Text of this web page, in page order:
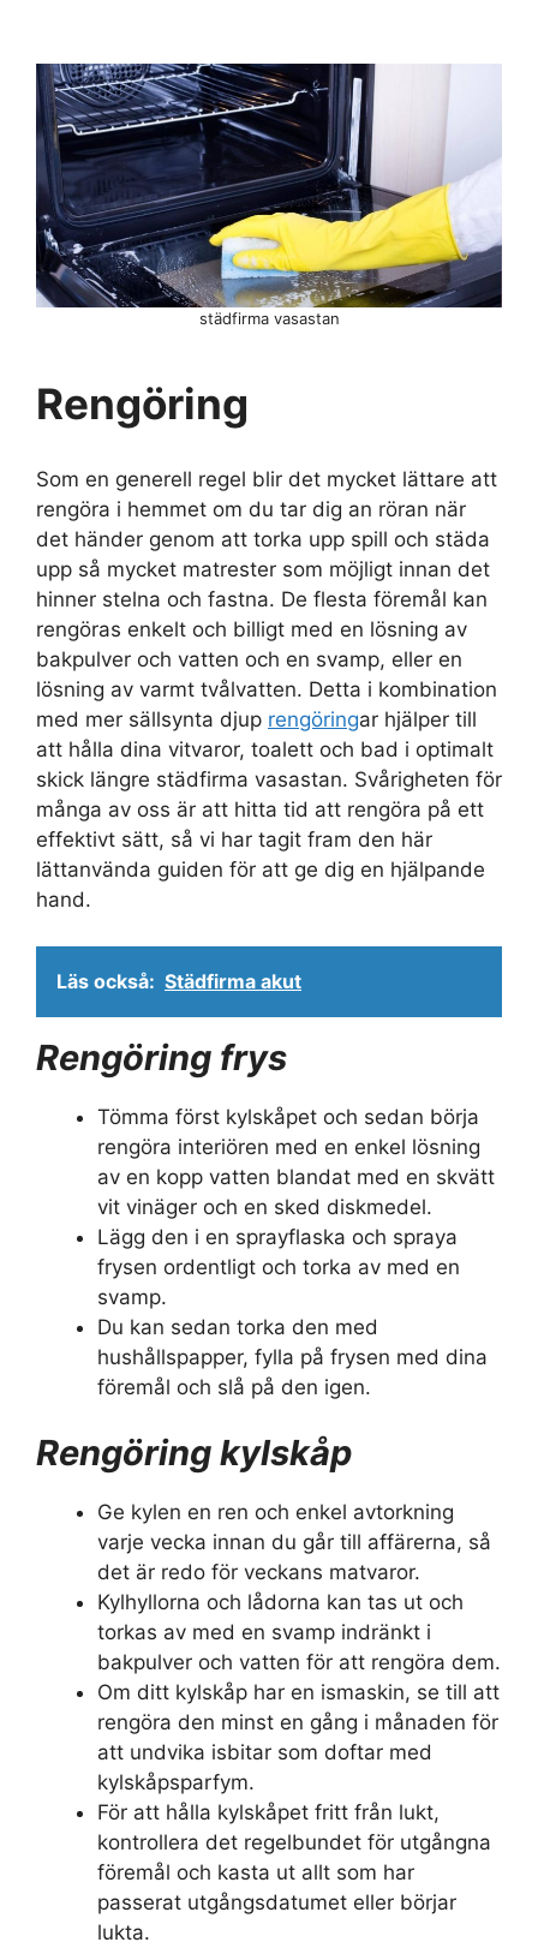
städfirma vasastan
Rengöring
Som en generell regel blir det mycket lättare att
rengöra i hemmet om du tar dig an röran när
det händer genom att torka upp spill och städa
upp så mycket matrester som möjligt innan det
hinner stelna och fastna. De flesta föremål kan
rengöras enkelt och billigt med en lösning av
bakpulver och vatten och en svamp, eller en
lösning av varmt tvålvatten. Detta i kombination
med mer sällsynta djup rengöringar hjälper till
att hålla dina vitvaror, toalett och bad i optimalt
skick längre städfirma vasastan. Svårigheten för
många av oss är att hitta tid att rengöra på ett
effektivt sätt, så vi har tagit fram den här
lättanvända guiden för att ge dig en hjälpande
hand.
Läs också: Städfirma akut
Rengöring frys
Tömma först kylskåpet och sedan börja
rengöra interiören med en enkel lösning
av en kopp vatten blandat med en skvätt
vit vinäger och en sked diskmedel.
Lägg den i en sprayflaska och spraya
frysen ordentligt och torka av med en
svamp.
Du kan sedan torka den med
hushållspapper, fylla på frysen med dina
föremål och slå på den igen.
Rengöring kylskåp
Ge kylen en ren och enkel avtorkning
varje vecka innan du går till affärerna, så
det är redo för veckans matvaror.
Kylhyllorna och lådorna kan tas ut och
torkas av med en svamp indränkt i
bakpulver och vatten för att rengöra dem.
Om ditt kylskåp har en ismaskin, se till att
rengöra den minst en gång i månaden för
att undvika isbitar som doftar med
kylskåpsparfym.
För att hålla kylskåpet fritt från lukt,
kontrollera det regelbundet för utgångna
föremål och kasta ut allt som har
passerat utgångsdatumet eller börjar
lukta.